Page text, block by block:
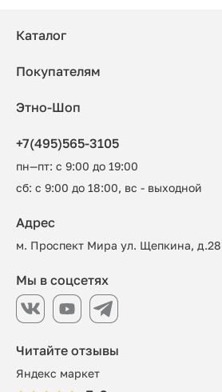
Каталог
Покупателям
Этно-Шоп
+7(495)565-3105
пн—пт: с 9:00 до 19:00
сб: с 9:00 до 18:00, вс - выходной
Читайте отзывы
Яндекс маркет
Адрес
м. Проспект Мира ул. Щепкина,
Мы в соцсетях